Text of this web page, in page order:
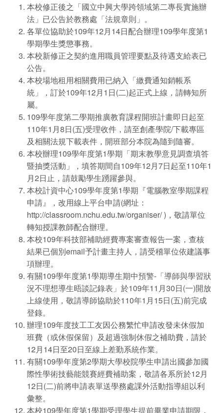
本校修正後之「國立中興大學跨領域第二專長實施辦
法」已公告於教務處「法規章則」。
各單位協助於109年12月14日配合辦理109學年度第1
學期學生獎懲事務。
本校新修正之契約進用職員管理要點及待遇支給表已
公告。
本校場地租用相關費用已納入「繳費通知銷帳系
統」，訂於109年12月1日(二)起正式上線，請轉知所
屬。
109學年度第二學期推廣教育課程開班計畫即日起至
110年1月8日(五)受理收件，請至創產學院/下載專區
及相關法規下載表件，開班部分本院為隨到隨審。
本校辦理109學年度第1學期「期末教學意見調查填答
暨抽獎活動」，填答期間自109年12月7日起至110年1
月2日止，請鼓勵學生踴躍參與。
本校計資中心109學年度第1學期『電腦教室學期課程
申請』，改用線上平台申請(網址：
http://classroom.nchu.edu.tw/organiser/ )，敬請單位
轉知授課教師配合辦理。
本校109年科技部補助經費專案審查報告一案，查核
結果已個別email予計畫主持人，請受稽單位依建議事
項辦理。
有關109學年度第1學期導生期中預警-「導師與學習狀
況不理想導生晤談記錄表」於109年11月30日(一)開放
上線使用，敬請導師協助於110年1月15日(五)前完成
登錄。
辦理109年度技工工友因公務繁忙申請改發未休假加
班費（或休假保留）及超過強制休假之補助費，請於
12月14日至20日至線上差勤系統作業。
有關109學年度第2學期大學校院學生申請出國參加國
際性學術技藝能競賽經費補助案，敬請各系所於12月
12日(二)前將申請表單送學務處課外活動指導組以利
彙整。
本校109學年度第1學期受理學生提前畢業申請期限，